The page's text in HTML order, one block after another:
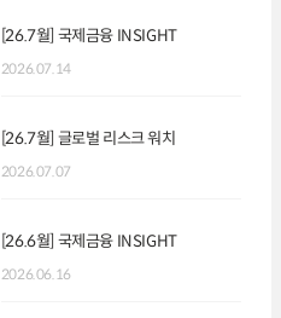
[26.7월] 국제금융 INSIGHT
2026.07.14
[26.7월] 글로벌 리스크 워치
2026.07.07
[26.6월] 국제금융 INSIGHT
2026.06.16